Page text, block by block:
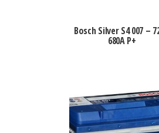
Bosch Silver S4 007 –
680A P+